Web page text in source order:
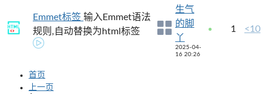
Emmet标签 输入Emmet语法
规则,自动替换为html标签
生气
的脚
丫
2025-04-
16 20:26
1 <10
首页
上一页